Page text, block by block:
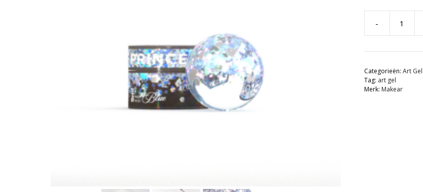
-
MAKEAR
Princess
Gel
PG03
Blue
-
Categorieën: Art
Tag: art gel
Merk: Makear